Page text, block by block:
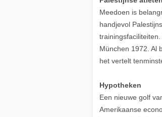
Meedoen is
handjevol
München 1972. Al
het vertelt
Hypotheken
Een nieuwe golf
Amerikaanse